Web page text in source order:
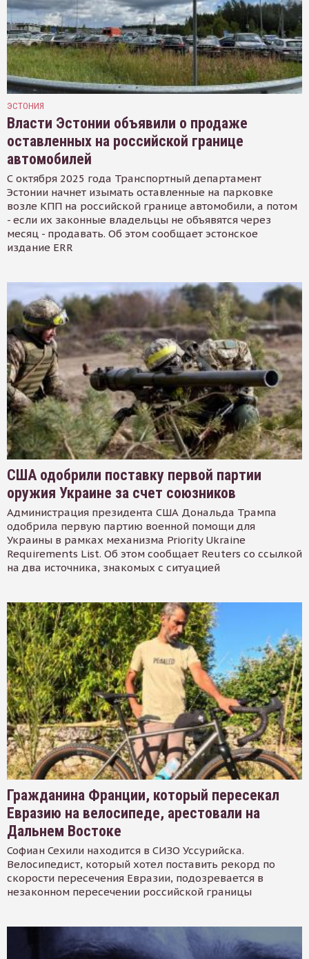
ЭСТОНИЯ
Власти Эстонии объявили о продаже
оставленных на российской границе
автомобилей
С октября 2025 года Транспортный департамент
Эстонии начнет изымать оставленные на парковке
возле КПП на российской границе автомобили, а потом
- если их законные владельцы не объявятся через
месяц - продавать. Об этом сообщает эстонское
издание ERR
США одобрили поставку первой партии
оружия Украине за счет союзников
Администрация президента США Дональда Трампа
одобрила первую партию военной помощи для
Украины в рамках механизма Priority Ukraine
Requirements List. Об этом сообщает Reuters со ссылкой
на два источника, знакомых с ситуацией
Гражданина Франции, который пересекал
Евразию на велосипеде, арестовали на
Дальнем Востоке
Софиан Сехили находится в СИЗО Уссурийска.
Велосипедист, который хотел поставить рекорд по
скорости пересечения Евразии, подозревается в
незаконном пересечении российской границы